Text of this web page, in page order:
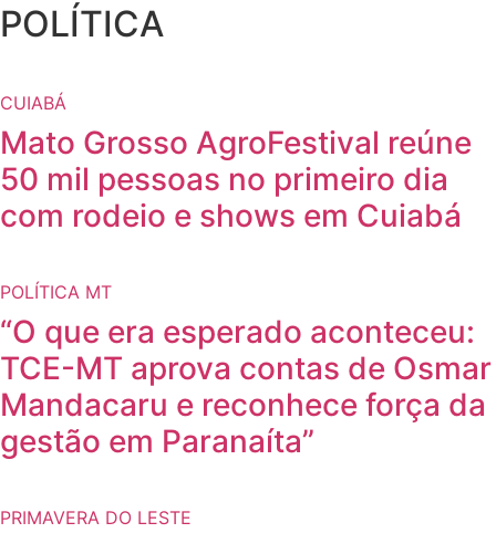
POLÍTICA
CUIABÁ
Mato Grosso AgroFestival reúne
50 mil pessoas no primeiro dia
com rodeio e shows em Cuiabá
POLÍTICA MT
“O que era esperado aconteceu:
TCE-MT aprova contas de Osmar
Mandacaru e reconhece força da
gestão em Paranaíta”
PRIMAVERA DO LESTE